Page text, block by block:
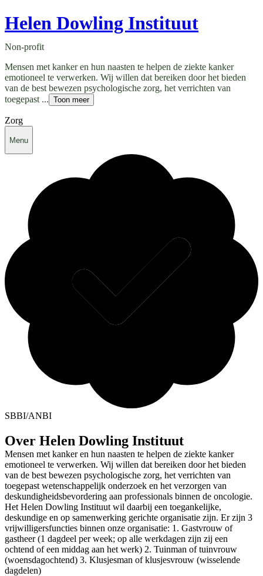
Helen Dowling Instituut
Non-profit
Mensen met kanker en hun naasten te helpen de ziekte kanker
emotioneel te verwerken. Wij willen dat bereiken door het bieden
van de best bewezen psychologische zorg, het verrichten van
toegepast ... Toon meer
Zorg
Menu
SBBI/ANBI
Over Helen Dowling Instituut
Mensen met kanker en hun naasten te helpen de ziekte kanker
emotioneel te verwerken. Wij willen dat bereiken door het bieden
van de best bewezen psychologische zorg, het verrichten van
toegepast wetenschappelijk onderzoek en het verzorgen van
deskundigheidsbevordering aan professionals binnen de oncologie.
Het Helen Dowling Instituut wil daarbij een toegankelijke,
deskundige en op samenwerking gerichte organisatie zijn. Er zijn 3
vrijwilligersfuncties binnen onze organisatie: 1. Gastvrouw of
gastheer (1 dagdeel per week; op alle werkdagen zijn zij een
ochtend of een middag aan het werk) 2. Tuinman of tuinvrouw
(woensdagochtend) 3. Klusjesman of klusjesvrouw (wisselende
dagdelen)